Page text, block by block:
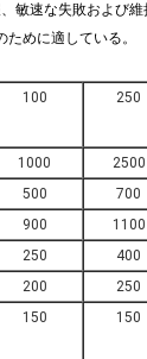
敏速な失敗および維
めに適している。
100 250
1000 2500
500 700
900 1100
250 400
200 250
150 150